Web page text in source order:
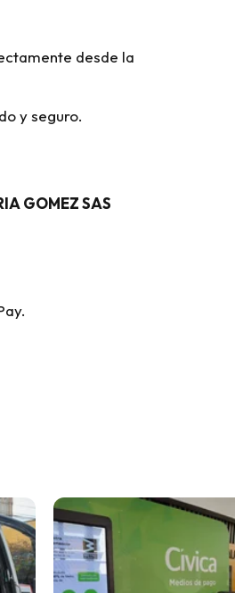
desde la
y seguro.
GOMEZ SAS